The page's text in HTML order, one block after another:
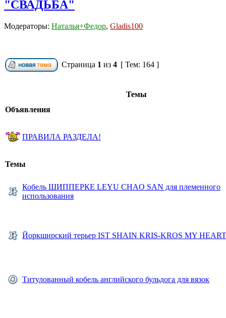
"СВАДЬБА"
Модераторы: Наталья+Федор, Gladis100
Страница 1 из 4 [ Тем: 164 ]
Темы
Объявления
ПРАВИЛА РАЗДЕЛА!
Темы
Кобель ШИППЕРКЕ LEYU CHAO SAN для племенного
использования
Йоркширский терьер IST SHAIN KRIS-KROS MY HEART
Титулованный кобель английского бульдога для вязок